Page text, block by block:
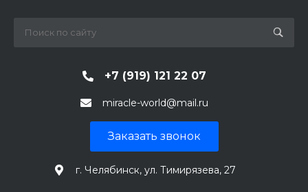
+7 (919) 121 22 07
miracle-world@mail.ru
Заказать звонок
г. Челябинск, ул. Тимирязева, 27